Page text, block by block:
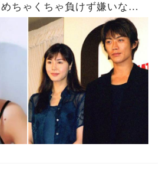
ちゃくちゃ負けず嫌いなん